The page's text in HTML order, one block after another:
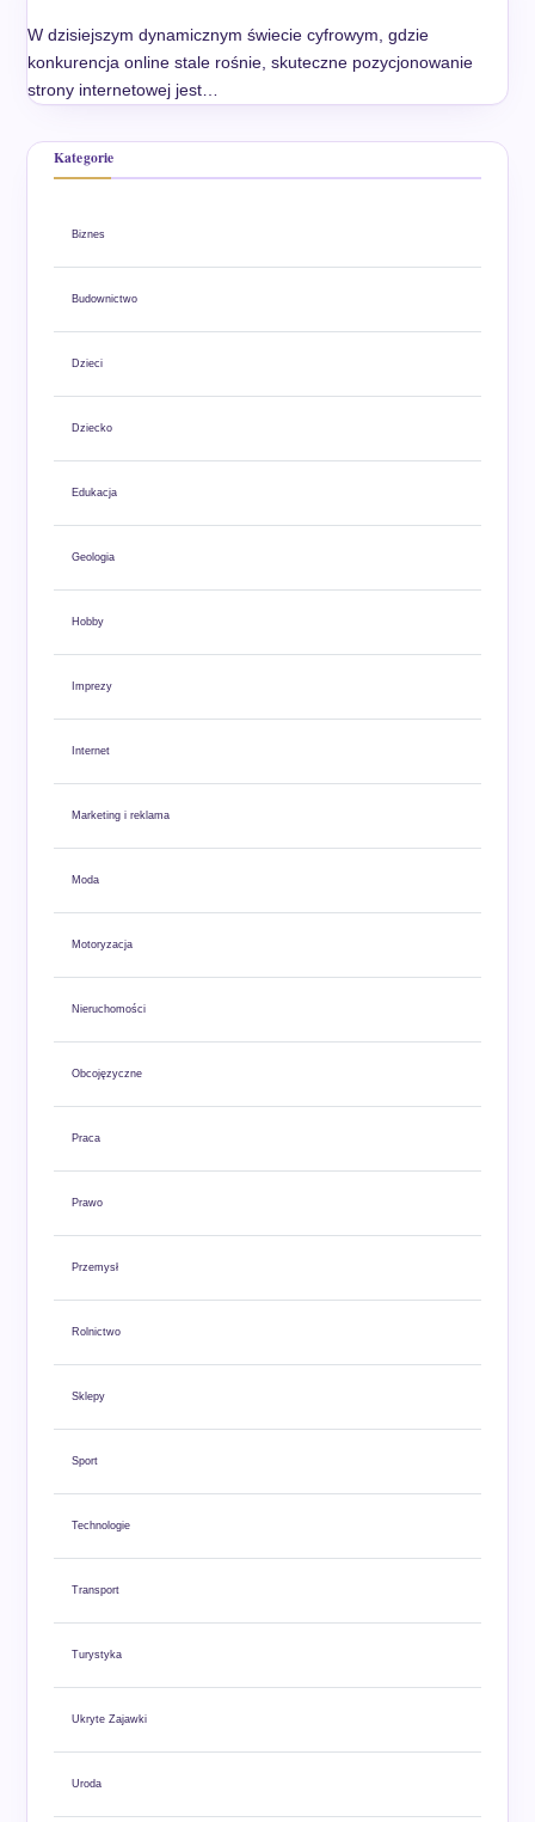
W dzisiejszym dynamicznym świecie cyfrowym, gdzie
konkurencja online stale rośnie, skuteczne pozycjonowanie
strony internetowej jest…
Kategorie
Biznes
Budownictwo
Dzieci
Dziecko
Edukacja
Geologia
Hobby
Imprezy
Internet
Marketing i reklama
Moda
Motoryzacja
Nieruchomości
Obcojęzyczne
Praca
Prawo
Przemysł
Rolnictwo
Sklepy
Sport
Technologie
Transport
Turystyka
Ukryte Zajawki
Uroda